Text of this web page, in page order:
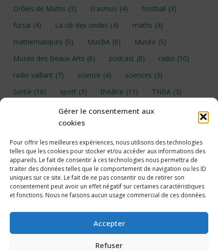
Gérer le consentement aux
cookies
Pour offrir les meilleures expériences, nous utilisons des technologies
telles que les cookies pour stocker et/ou accéder aux informations des
appareils. Le fait de consentir à ces technologies nous permettra de
traiter des données telles que le comportement de navigation ou les ID
uniques sur ce site. Le fait de ne pas consentir ou de retirer son
consentement peut avoir un effet négatif sur certaines caractéristiques
et fonctions. Nous ne faisons aucun usage commercial de ces données.
Accepter
Refuser
Drôles de Maths (3) Erasmus (4) football (3)
futsal (4) La clé des ondes (4) maths (4)
mathématiques (5) MusBA (6) Musée (5)
Musée des Beaux-Arts (6) podcast (8) radio (10)
radio vaillant (7) science (4) sciences (3)
Sortie (16) sport (3) théâtre (11) TNBA (3)
UNSS (9) upe2a (7) vidéo
Voyage en provence 2026
Voyage à Bruxelles 2024 (4) Wahid Chakib (4)
éco-délégués (7)
Politique de cookies